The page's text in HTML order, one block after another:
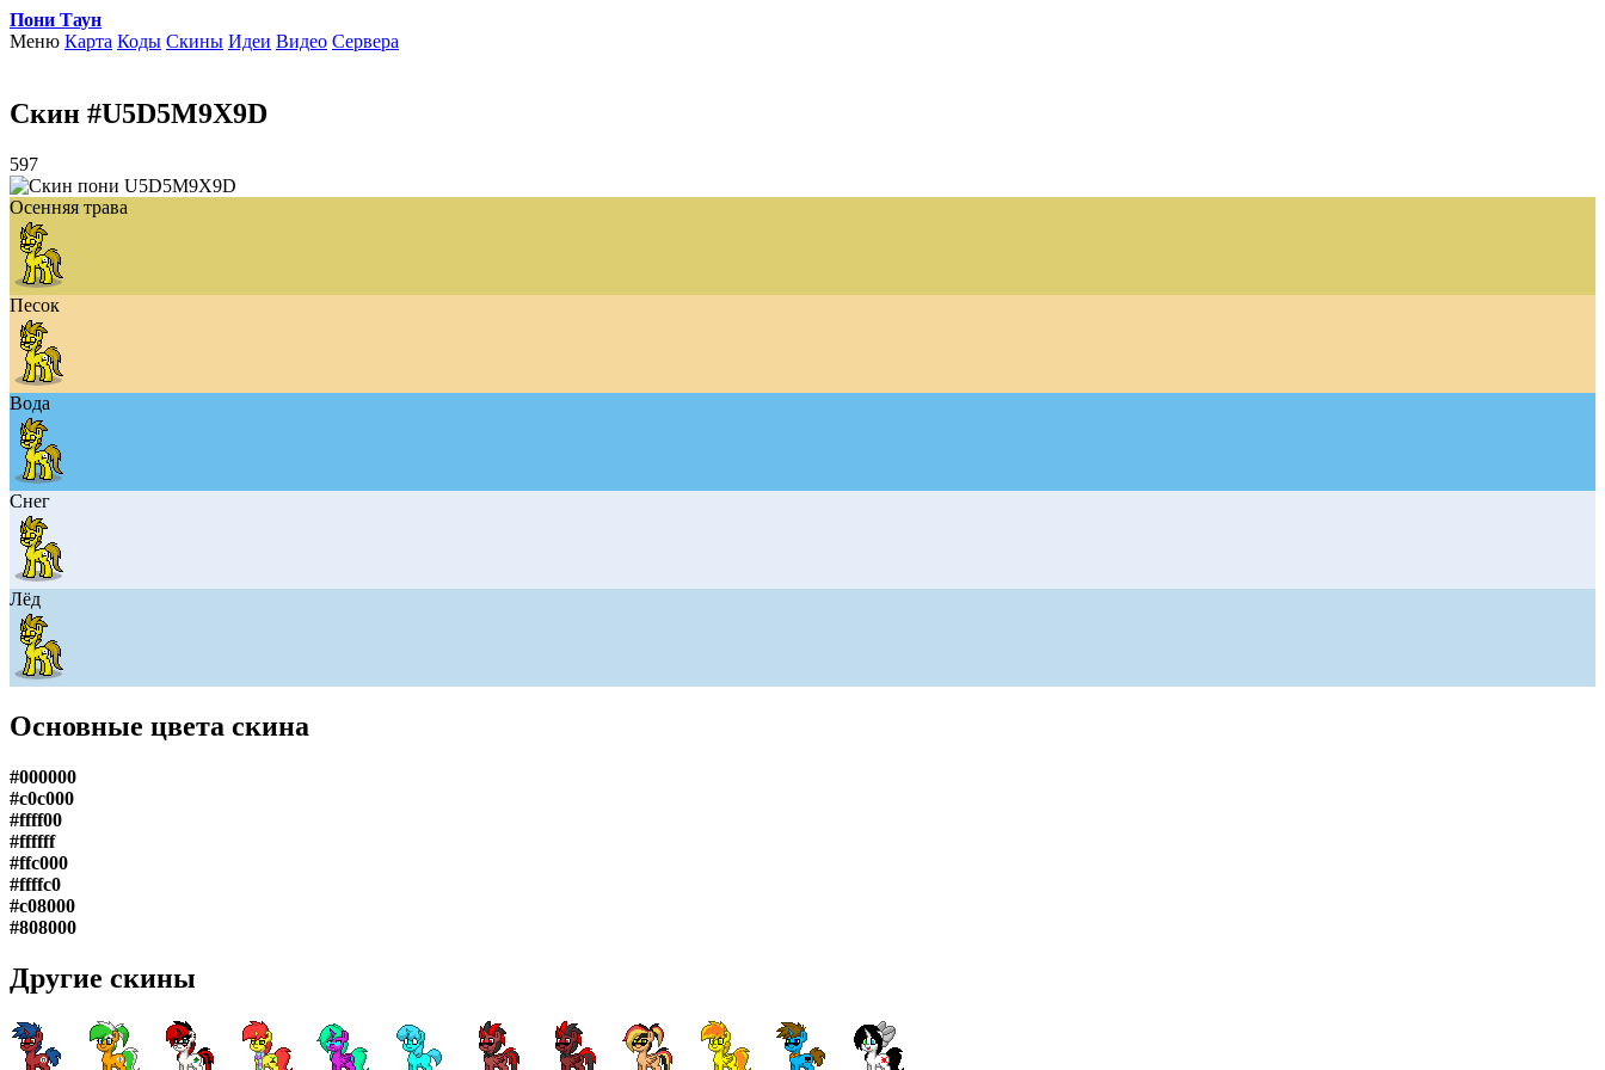
Пони Таун
Меню Карта Коды Скины Идеи Видео Сервера
Скин #U5D5M9X9D
597
Осенняя трава
Песок
Вода
Снег
Лёд
Основные цвета скина
#000000
#c0c000
#ffff00
#ffffff
#ffc000
#ffffc0
#c08000
#808000
Другие скины